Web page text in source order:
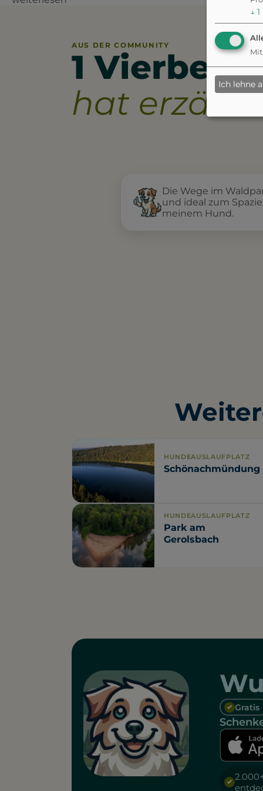
AUS DER COMMUNITY
1
hat erzählt.
Die Wege im
und ideal zum
meinem Hund.
HUNDEAUSLAUFPLATZ
Schönachmündung
HUNDEAUSLAUFPLATZ
Park am
Gerolsbach
Gratis
↓ 1
Ich lehne